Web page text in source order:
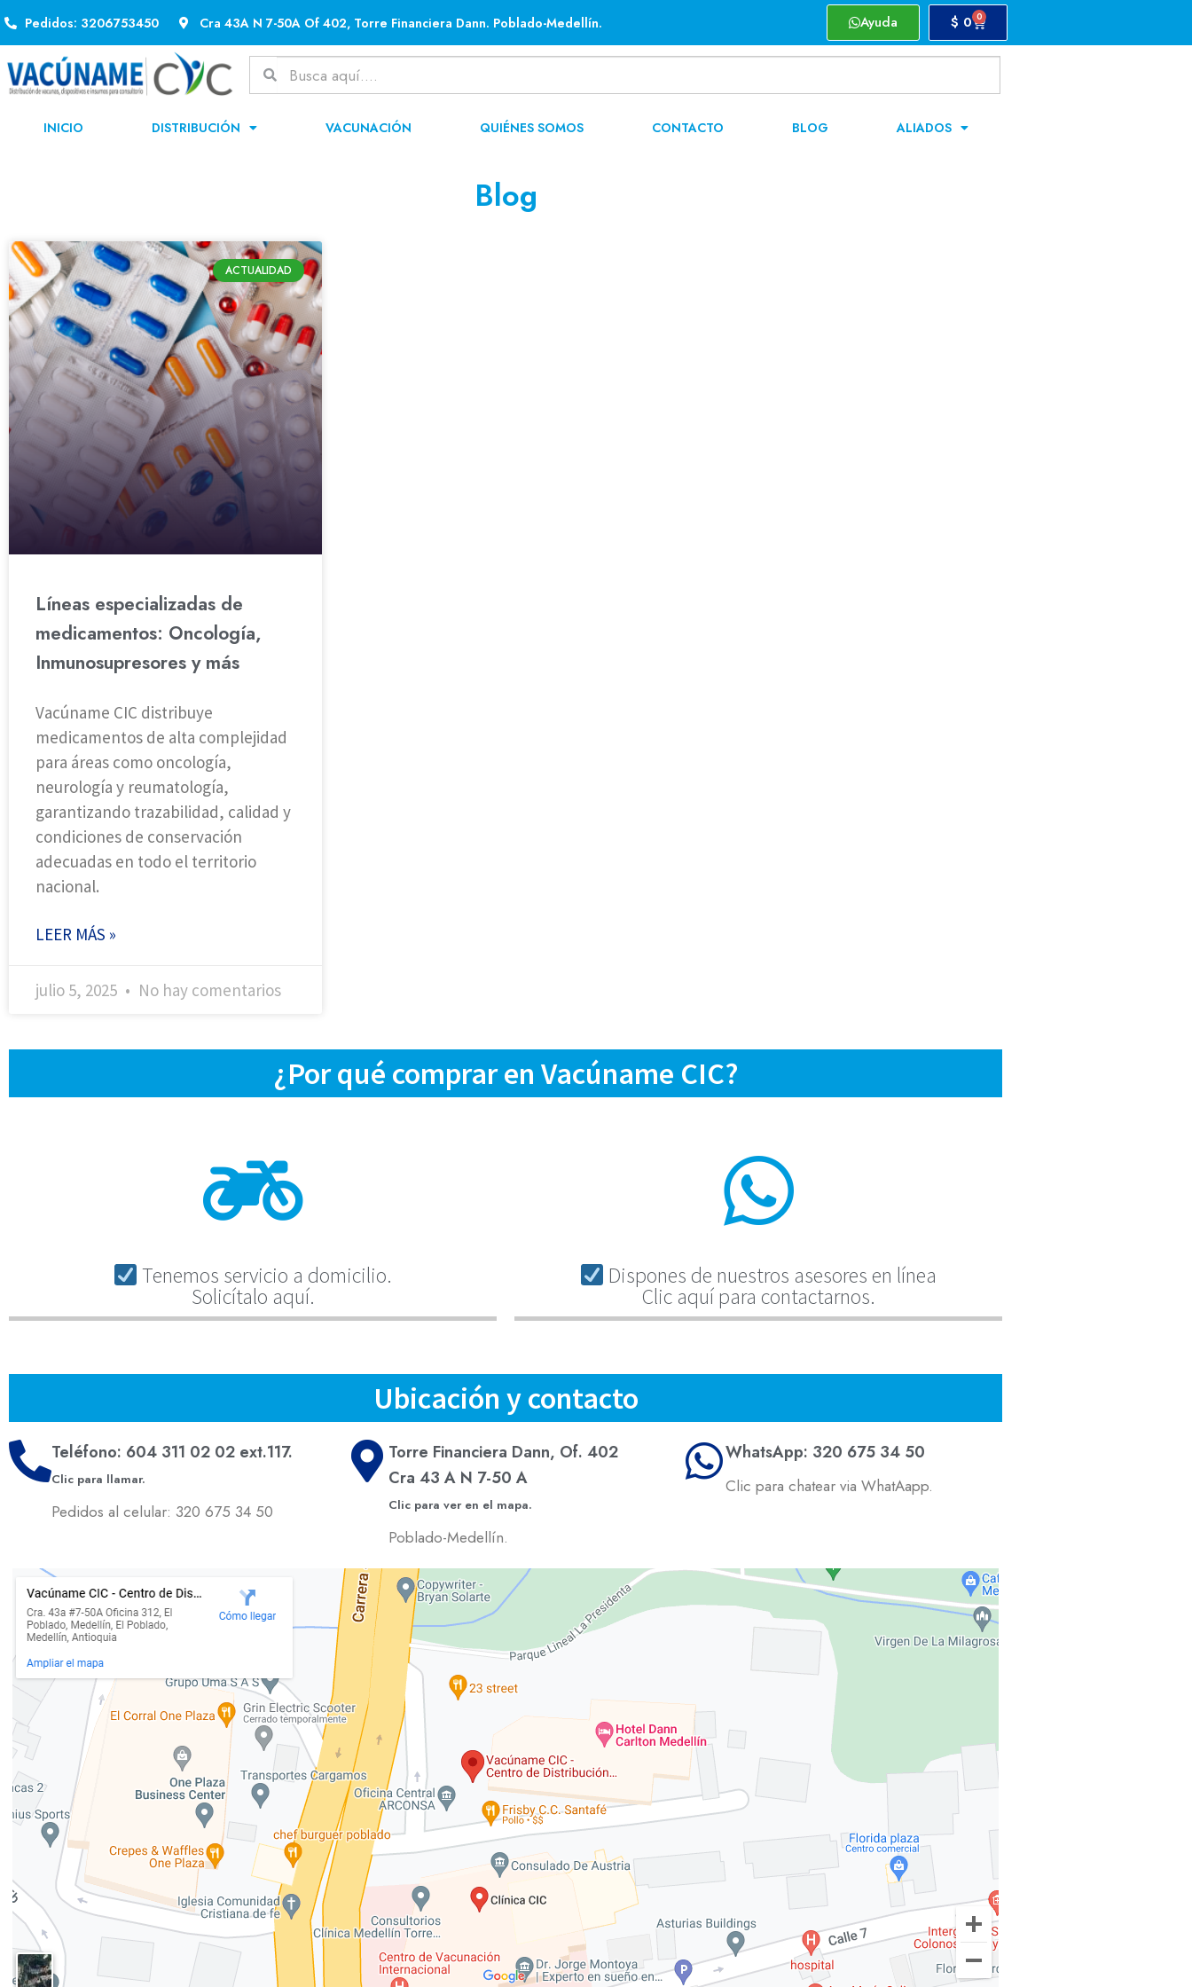
Pedidos: 3206753450 Cra 43A N 7-50A Of 402, Torre Financiera Dann. Poblado-Medellín. Ayuda $ 0 0
INICIO DISTRIBUCIÓN VACUNACIÓN QUIÉNES SOMOS CONTACTO BLOG ALIADOS
Blog
ACTUALIDAD
Líneas especializadas de
medicamentos: Oncología,
Inmunosupresores y más
Vacúname CIC distribuye
medicamentos de alta complejidad
para áreas como oncología,
neurología y reumatología,
garantizando trazabilidad, calidad y
condiciones de conservación
adecuadas en todo el territorio
nacional.
LEER MÁS »
julio 5, 2025 No hay comentarios
¿Por qué comprar en Vacúname CIC?
Tenemos servicio a domicilio.
Solicítalo aquí.
Dispones de nuestros asesores en línea
Clic aquí para contactarnos.
Ubicación y contacto
Teléfono: 604 311 02 02 ext.117.
Clic para llamar.
Pedidos al celular: 320 675 34 50
Torre Financiera Dann, Of. 402
Cra 43 A N 7-50 A
Clic para ver en el mapa.
Poblado-Medellín.
WhatsApp: 320 675 34 50
Clic para chatear via WhatAapp.